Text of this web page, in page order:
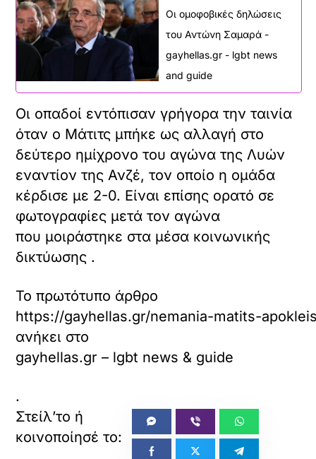
Οι ομοφοβικές δηλώσεις
του Αντώνη Σαμαρά -
gayhellas.gr - lgbt news
and guide
Οι οπαδοί εντόπισαν γρήγορα την ταινία
όταν ο Μάτιτς μπήκε ως αλλαγή στο
δεύτερο ημίχρονο του αγώνα της Λυών
εναντίον της Ανζέ, τον οποίο η ομάδα
κέρδισε με 2-0. Είναι επίσης ορατό σε
φωτογραφίες μετά τον αγώνα
που μοιράστηκε στα μέσα κοινωνικής
δικτύωσης .
Το πρωτότυπο άρθρο
https://gayhellas.gr/nemania-matits-
ανήκει στο
gayhellas.gr – lgbt news & guide
.